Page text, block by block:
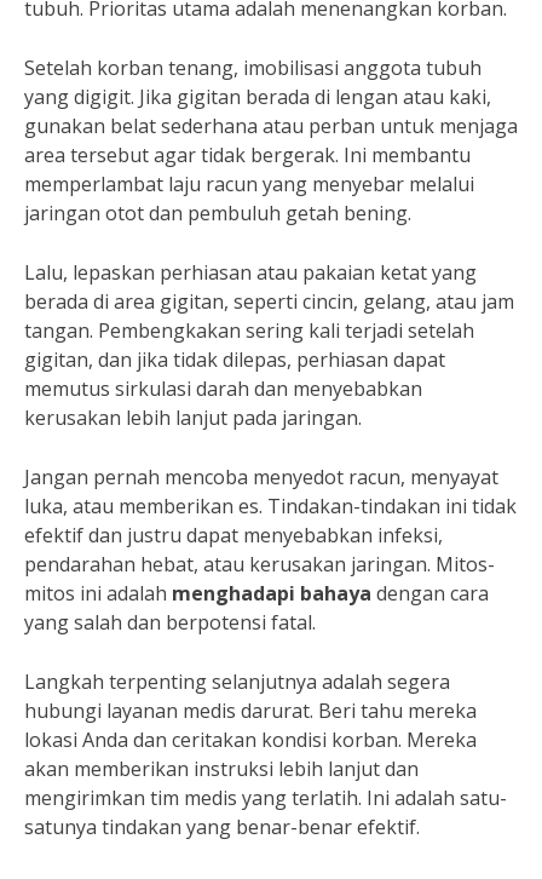
tubuh. Prioritas utama adalah menenangkan korban.
Setelah korban tenang, imobilisasi anggota tubuh
yang digigit. Jika gigitan berada di lengan atau kaki,
gunakan belat sederhana atau perban untuk menjaga
area tersebut agar tidak bergerak. Ini membantu
memperlambat laju racun yang menyebar melalui
jaringan otot dan pembuluh getah bening.
Lalu, lepaskan perhiasan atau pakaian ketat yang
berada di area gigitan, seperti cincin, gelang, atau jam
tangan. Pembengkakan sering kali terjadi setelah
gigitan, dan jika tidak dilepas, perhiasan dapat
memutus sirkulasi darah dan menyebabkan
kerusakan lebih lanjut pada jaringan.
Jangan pernah mencoba menyedot racun, menyayat
luka, atau memberikan es. Tindakan-tindakan ini tidak
efektif dan justru dapat menyebabkan infeksi,
pendarahan hebat, atau kerusakan jaringan. Mitos-
mitos ini adalah menghadapi bahaya dengan cara
yang salah dan berpotensi fatal.
Langkah terpenting selanjutnya adalah segera
hubungi layanan medis darurat. Beri tahu mereka
lokasi Anda dan ceritakan kondisi korban. Mereka
akan memberikan instruksi lebih lanjut dan
mengirimkan tim medis yang terlatih. Ini adalah satu-
satunya tindakan yang benar-benar efektif.